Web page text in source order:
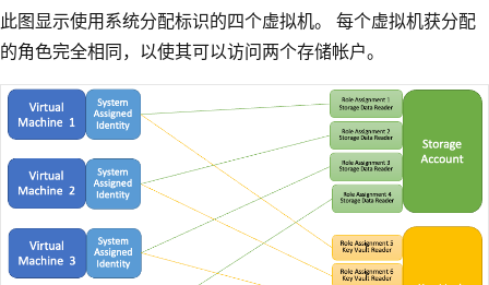
此图显示使用系统分配标识的四个虚拟机。 每个虚拟机获分配
的角色完全相同，以使其可以访问两个存储帐户。